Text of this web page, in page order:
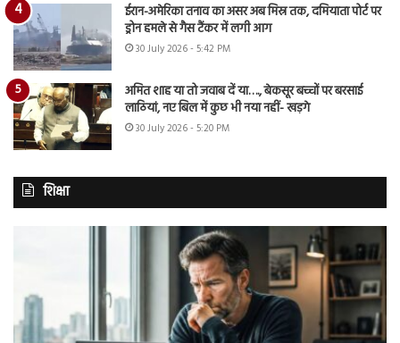
ईरान-अमेरिका तनाव का असर अब मिस्र तक, दमियाता पोर्ट पर
ड्रोन हमले से गैस टैंकर में लगी आग
30 July 2026 - 5:42 PM
अमित शाह या तो जवाब दें या…., बेकसूर बच्चों पर बरसाई
लाठियां, नए बिल में कुछ भी नया नहीं- खड़गे
30 July 2026 - 5:20 PM
शिक्षा